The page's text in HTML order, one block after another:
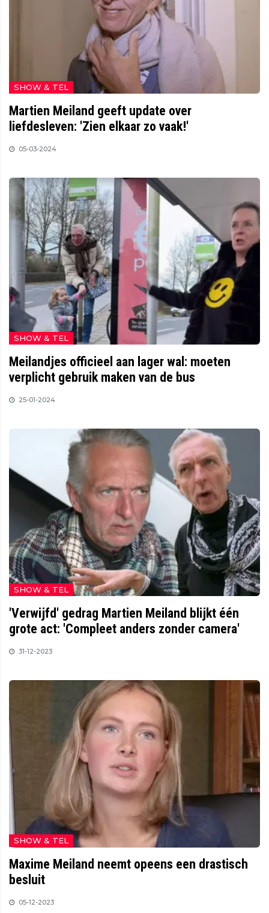
SHOW & TEL
Martien Meiland geeft update over
liefdesleven: 'Zien elkaar zo vaak!'
05-03-2024
SHOW & TEL
Meilandjes officieel aan lager wal: moeten
verplicht gebruik maken van de bus
25-01-2024
SHOW & TEL
'Verwijfd' gedrag Martien Meiland blijkt één
grote act: 'Compleet anders zonder camera'
31-12-2023
SHOW & TEL
Maxime Meiland neemt opeens een drastisch
besluit
05-12-2023